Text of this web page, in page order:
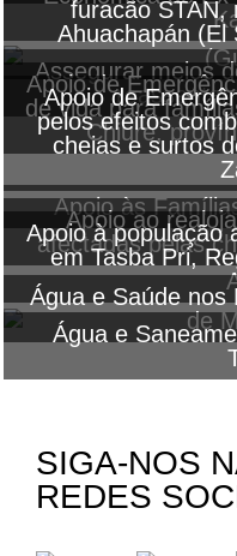
furacão STAN,
Ahuachapán (El
Assegurar meios
Apoio de
de vida para
Chiure,
Apoio de
pelos efeitos
cheias e surtos
Apoio às
Apoio ao
afectadas pelas
Apoio à população
em Tasba Pri,
Água e Saúde nos
de
Água e
SIGA-NOS
REDES